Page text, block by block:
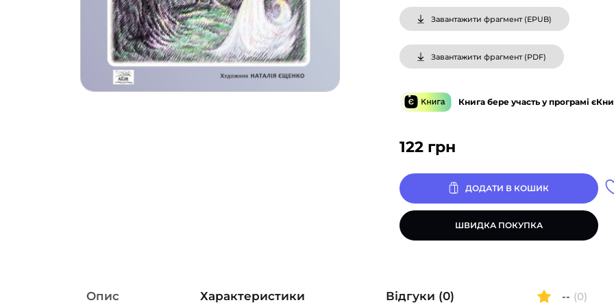
122 грн
Завантажити фрагмент (EPUB)
Завантажити фрагмент (PDF)
Книга бере участь у програмі
ДОДАТИ В КОШИК
ШВИДКА ПОКУПКА
Опис Характеристики Відгуки (0) -- (0)